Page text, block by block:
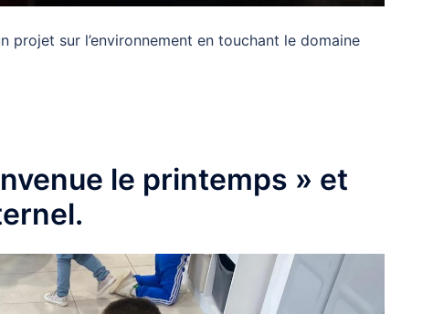
sur l’environnement en touchant le domaine
le printemps » et